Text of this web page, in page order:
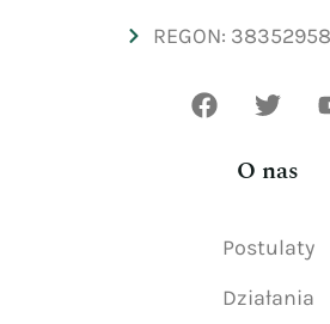
REGON:
O nas
Postulaty
Działania